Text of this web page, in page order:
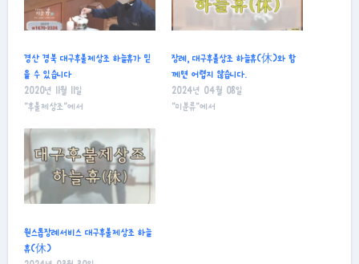
경산 경북 대구후불제상조 하늘휴가 믿
을 수 있습니다
2020년 11월 11일
"후불제상조"에서
장례, 대구후불상조 하늘휴(休)와 함
께면 어렵지 않습니다.
2024년 04월 08일
"미분류"에서
원스톱장례서비스 대구후불제상조 하늘
휴(休)